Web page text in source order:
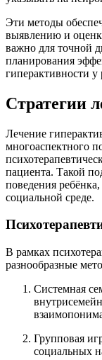
Эти методы
выявлению и
важно для точной
планирования
гиперактивности у
Стратегии
Лечение
многоаспектного
пациента. Такой
поведения
социальной среде.
В рамках
разнообразные
Системная
Групповая
социальных